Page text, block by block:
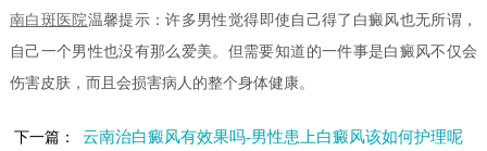
南白斑医院温馨提示：许多男性觉得即使自己得了白癜风也无所谓，
自己一个男性也没有那么爱美。但需要知道的一件事是白癜风不仅会
伤害皮肤，而且会损害病人的整个身体健康。
下一篇： 云南治白癜风有效果吗-男性患上白癜风该如何护理呢